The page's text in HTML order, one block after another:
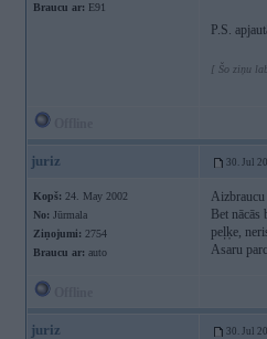
Braucu ar: E91
P.S.
[ Šo ziņu
juriz 30. Jul
Kopš: 24. May 2002
No: Jūrmala
Ziņojumi: 2754
Braucu ar: auto
Bet
peļķe,
Asaru
juriz 30. Jul